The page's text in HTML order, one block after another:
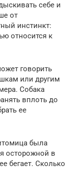
себе и
от
инстинкт:
относится к
говорить
или другим
Собака
вплоть до
ее
была
осторожной в
бегает. Сколько